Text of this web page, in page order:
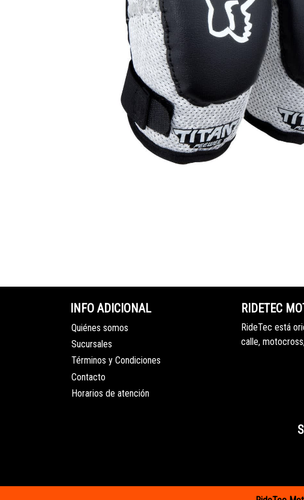
INFO ADICIONAL
Quiénes somos
Sucursales
Términos y Condiciones
Contacto
Horarios de atención
RIDETEC
RideTec está
calle,